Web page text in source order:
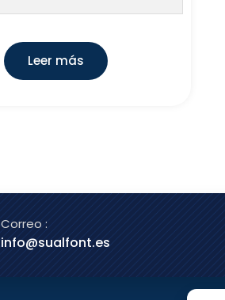
Leer más
Correo :
info@sualfont.es